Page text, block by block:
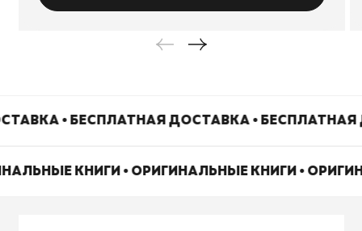
• БЕСПЛАТНАЯ ДОСТАВКА •
КНИГИ • ОРИГИНАЛЬНЫЕ КНИГИ •